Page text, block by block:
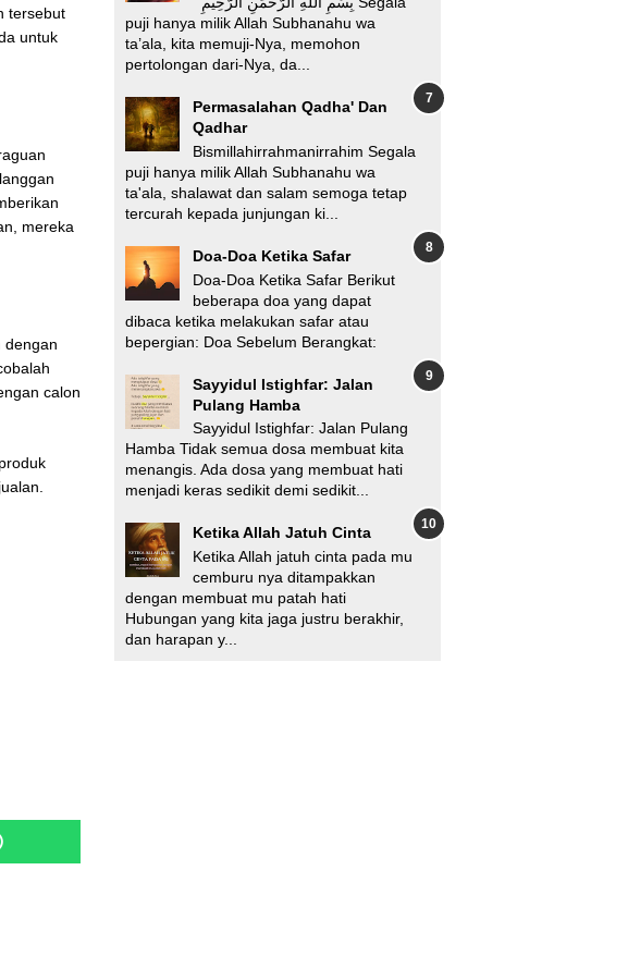
tersebut
untuk
mereka
dengan
calon
puji hanya milik Allah Subhanahu wa
ta’ala, kita memuji-Nya, memohon
pertolongan dari-Nya, da...
Permasalahan Qadha' Dan
Qadhar
Bismillahirrahmanirrahim Segala
puji hanya milik Allah Subhanahu wa
ta'ala, shalawat dan salam semoga tetap
tercurah kepada junjungan ki...
Doa-Doa Ketika Safar
Doa-Doa Ketika Safar Berikut
beberapa doa yang dapat
dibaca ketika melakukan safar atau
bepergian: Doa Sebelum Berangkat:
Sayyidul Istighfar: Jalan
Pulang Hamba
Sayyidul Istighfar: Jalan Pulang
Hamba Tidak semua dosa membuat kita
menangis. Ada dosa yang membuat hati
menjadi keras sedikit demi sedikit...
Ketika Allah Jatuh Cinta
Ketika Allah jatuh cinta pada mu
cemburu nya ditampakkan
dengan membuat mu patah hati
Hubungan yang kita jaga justru berakhir,
dan harapan y...